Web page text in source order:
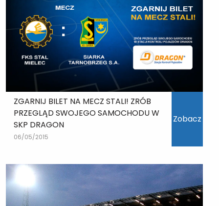
ZGARNIJ BILET NA MECZ STALI! ZRÓB
PRZEGLĄD SWOJEGO SAMOCHODU W
SKP DRAGON
06/05/2015
Zobacz